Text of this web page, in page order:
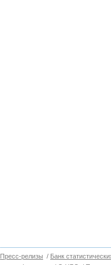
Пресс-релизы / Банк